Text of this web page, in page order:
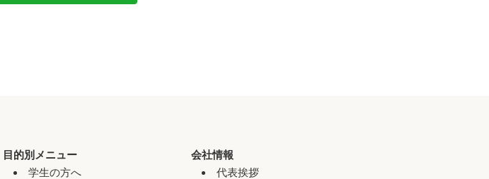
目的別メニュー
学生の方へ
会社情報
代表挨拶